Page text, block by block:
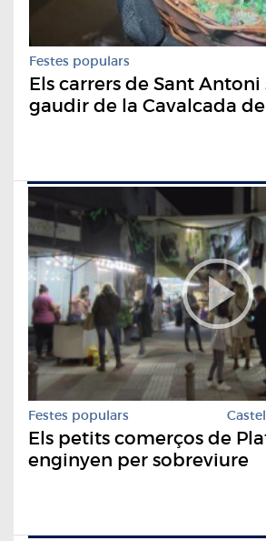
Festes populars
Els carrers de Sant
gaudir de la Cavalcada de
Festes populars
Els petits comerços de
enginyen per sobreviure